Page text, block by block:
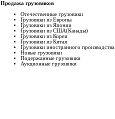
Продажа грузовиков
Отечественные грузовики
Грузовики из Европы
Грузовики из Японии
Грузовики из США(Канады)
Грузовики из Кореи
Грузовики из Китая
Грузовики иностранного производства
Новые грузовики
Подержанные грузовики
Аукционные грузовики